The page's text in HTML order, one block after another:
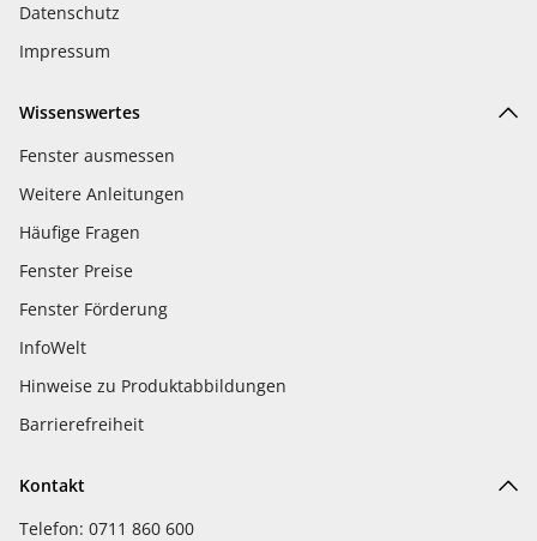
Datenschutz
Impressum
Wissenswertes
Fenster ausmessen
Weitere Anleitungen
Häufige Fragen
Fenster Preise
Fenster Förderung
InfoWelt
Hinweise zu Produktabbildungen
Barrierefreiheit
Kontakt
Telefon: 0711 860 600